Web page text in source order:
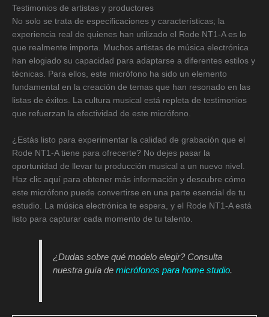
Testimonios de artistas y productores
No solo se trata de especificaciones y características; la
experiencia real de quienes han utilizado el Rode NT1-A es lo
que realmente importa. Muchos artistas de música electrónica
han elogiado su capacidad para adaptarse a diferentes estilos y
técnicas. Para ellos, este micrófono ha sido un elemento
fundamental en la creación de temas que han resonado en las
listas de éxitos. La cultura musical está repleta de testimonios
que refuerzan la efectividad de este micrófono.
¿Estás listo para experimentar la calidad de grabación que el
Rode NT1-A tiene para ofrecerte? No dejes pasar la
oportunidad de llevar tu producción musical a un nuevo nivel.
Haz clic aquí para obtener más información y descubre cómo
este micrófono puede convertirse en una parte esencial de tu
estudio. La música electrónica te espera, y el Rode NT1-A está
listo para capturar cada momento de tu talento.
¿Dudas sobre qué modelo elegir? Consulta
nuestra guía demicrófonos para home studio.